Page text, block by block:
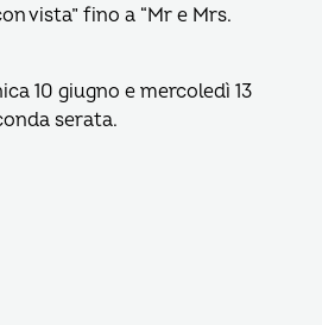
vista” fino a “Mr e Mrs.
10 giugno e mercoledì 13
serata.